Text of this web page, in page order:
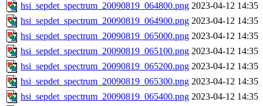
hsi_sepdet_spectrum_20090819_064800.png 2023-04-12 14:35
hsi_sepdet_spectrum_20090819_064900.png 2023-04-12 14:35
hsi_sepdet_spectrum_20090819_065000.png 2023-04-12 14:35
hsi_sepdet_spectrum_20090819_065100.png 2023-04-12 14:35
hsi_sepdet_spectrum_20090819_065200.png 2023-04-12 14:35
hsi_sepdet_spectrum_20090819_065300.png 2023-04-12 14:35
hsi_sepdet_spectrum_20090819_065400.png 2023-04-12 14:35